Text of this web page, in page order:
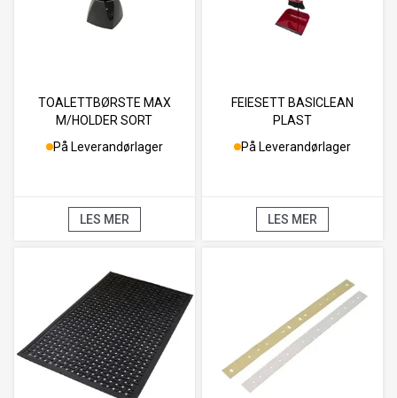
TOALETTBØRSTE MAX
M/HOLDER SORT
På Leverandørlager
LES MER
FEIESETT BASICLEAN
PLAST
På Leverandørlager
LES MER